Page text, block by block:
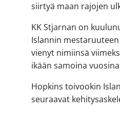
siirtyä maan rajojen
KK Stjarnan on
Islannin
vienyt nimiinsä
ikään samoina
Hopkins toivookin
seuraavat